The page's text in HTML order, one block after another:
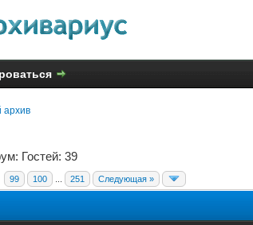
Гостей: 39
99 100 251 Следующая »